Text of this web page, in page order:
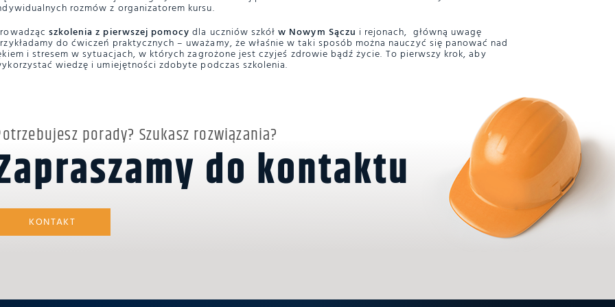
rozmów z organizatorem kursu.
szkolenia z pierwszej pomocy dla uczniów szkółw Nowym Sączu i rejonach, główną uwagę
do ćwiczeń praktycznych – uważamy, że właśnie w taki sposób można nauczyć się panować nad
i stresem w sytuacjach, w których zagrożone jest czyjeś zdrowie bądź życie. To pierwszy krok, aby
wiedzę i umiejętności zdobyte podczas szkolenia.
porady? Szukasz rozwiązania?
do kontaktu
KONTAKT